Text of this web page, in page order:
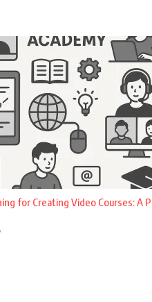
for Creating Video Courses: A